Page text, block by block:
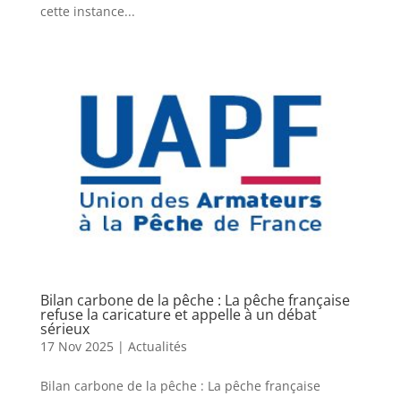
cette instance...
Bilan carbone de la pêche : La pêche française
refuse la caricature et appelle à un débat
sérieux
17 Nov 2025| Actualités
Bilan carbone de la pêche : La pêche française